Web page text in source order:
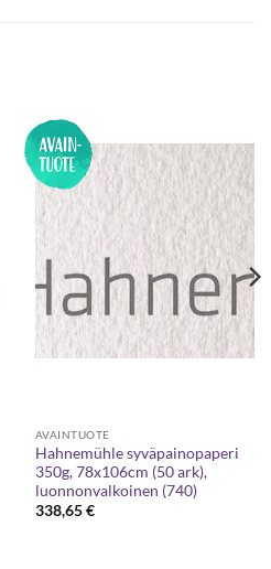
AVAINTUOTE
Hahnemühle syväpainopaperi
350g, 78x106cm (50 ark),
luonnonvalkoinen (740)
338,65€